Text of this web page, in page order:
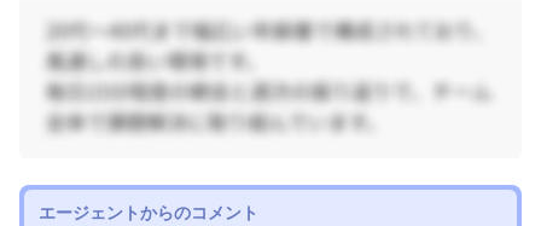
エージェントからのコメント